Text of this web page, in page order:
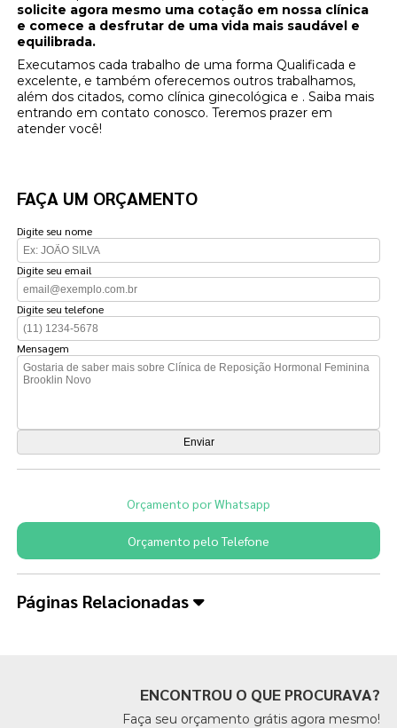
solicite agora mesmo uma cotação em nossa clínica
e comece a desfrutar de uma vida mais saudável e
equilibrada.
Executamos cada trabalho de uma forma Qualificada e
excelente, e também oferecemos outros trabalhamos,
além dos citados, como clínica ginecológica e . Saiba mais
entrando em contato conosco. Teremos prazer em
atender você!
FAÇA UM ORÇAMENTO
Digite seu nome
Digite seu email
Digite seu telefone
Mensagem
Orçamento por Whatsapp
Orçamento pelo Telefone
Páginas Relacionadas
ENCONTROU O QUE PROCURAVA?
Faça seu orçamento grátis agora mesmo!